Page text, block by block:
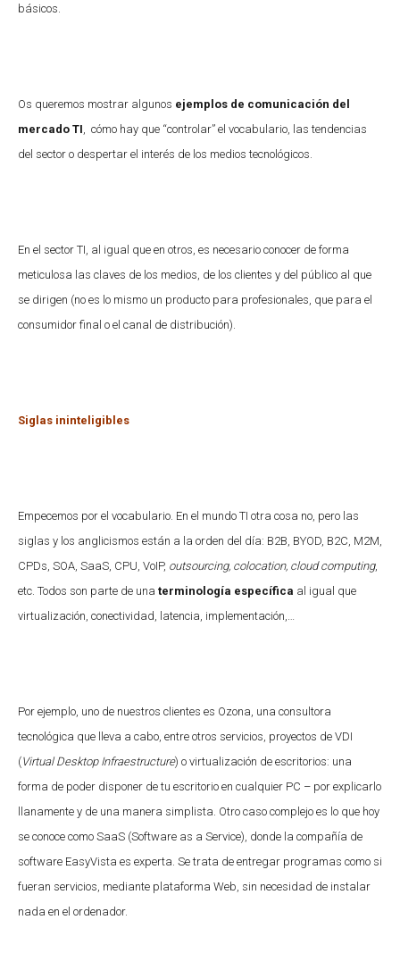
básicos.
Os queremos mostrar algunos ejemplos de comunicación del
mercado TI , cómo hay que “controlar” el vocabulario, las tendencias
del sector o despertar el interés de los medios tecnológicos.
En el sector TI, al igual que en otros, es necesario conocer de forma
meticulosa las claves de los medios, de los clientes y del público al que
se dirigen (no es lo mismo un producto para profesionales, que para el
consumidor final o el canal de distribución).
Siglas ininteligibles
Empecemos por el vocabulario. En el mundo TI otra cosa no, pero las
siglas y los anglicismos están a la orden del día: B2B, BYOD, B2C, M2M,
CPDs, SOA, SaaS, CPU, VoIP, outsourcing, colocation, cloud computing,
etc. Todos son parte de una terminología específica al igual que
virtualización, conectividad, latencia, implementación,…
Por ejemplo, uno de nuestros clientes es Ozona, una consultora
tecnológica que lleva a cabo, entre otros servicios, proyectos de VDI
(Virtual Desktop Infraestructure) o virtualización de escritorios: una
forma de poder disponer de tu escritorio en cualquier PC – por explicarlo
llanamente y de una manera simplista. Otro caso complejo es lo que hoy
se conoce como SaaS (Software as a Service), donde la compañía de
software EasyVista es experta. Se trata de entregar programas como si
fueran servicios, mediante plataforma Web, sin necesidad de instalar
nada en el ordenador.